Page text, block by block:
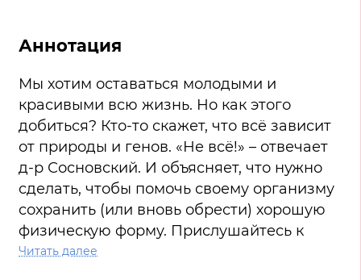
Аннотация
Мы хотим оставаться молодыми и
красивыми всю жизнь. Но как этого
добиться? Кто-то скажет, что всё зависит
от природы и генов. «Не всё!» – отвечает
д-р Сосновский. И объясняет, что нужно
сделать, чтобы помочь своему организму
сохранить (или вновь обрести) хорошую
физическую форму. Прислушайтесь к
себе и воспользуйтесь советами Дотторе!
Читать далее